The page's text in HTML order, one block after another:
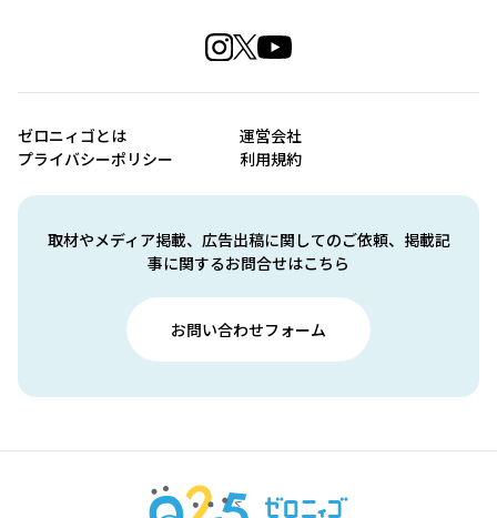
取材やメディア掲載、広告出稿に関してのご依頼、掲載記
事に関するお問合せはこちら
お問い合わせフォーム
ゼロニィゴとは
運営会社
プライバシーポリシー
利用規約